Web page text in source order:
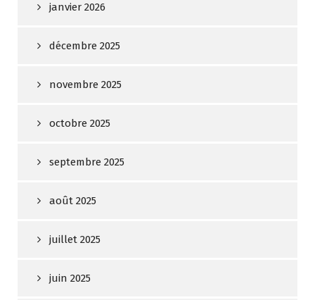
janvier 2026
décembre 2025
novembre 2025
octobre 2025
septembre 2025
août 2025
juillet 2025
juin 2025